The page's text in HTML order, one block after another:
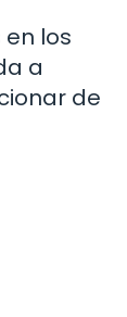
los
a
de